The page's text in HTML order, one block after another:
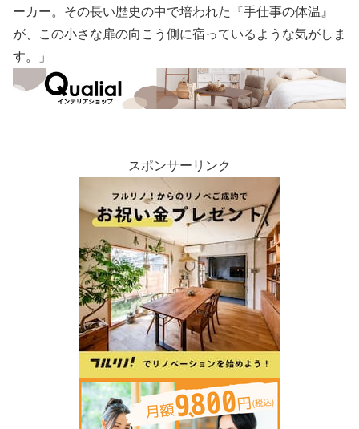
ーカー。その長い歴史の中で培われた『手仕事の体温』
が、この小さな扉の向こう側に宿っているような気がしま
す。」
スポンサーリンク